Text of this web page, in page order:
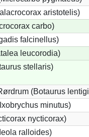
aristotelis)
carbo)
falcinellus)
leucorodia)
stellaris)
(Botaurus
minutus)
nycticorax)
ralloides)